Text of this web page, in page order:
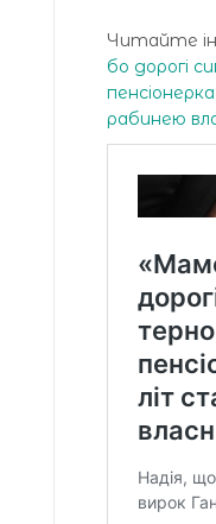
Читайте
бо дорогі
рабинею